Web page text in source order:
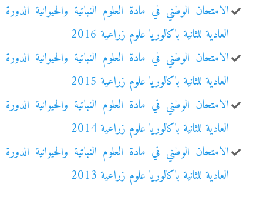
الامتحان الوطني في مادة العلوم النباتية والحيوانية الدورة
العادية للثانية باكالوريا علوم زراعية 2016
الامتحان الوطني في مادة العلوم النباتية والحيوانية الدورة
العادية للثانية باكالوريا علوم زراعية 2015
الامتحان الوطني في مادة العلوم النباتية والحيوانية الدورة
العادية للثانية باكالوريا علوم زراعية 2014
الامتحان الوطني في مادة العلوم النباتية والحيوانية الدورة
العادية للثانية باكالوريا علوم زراعية 2013